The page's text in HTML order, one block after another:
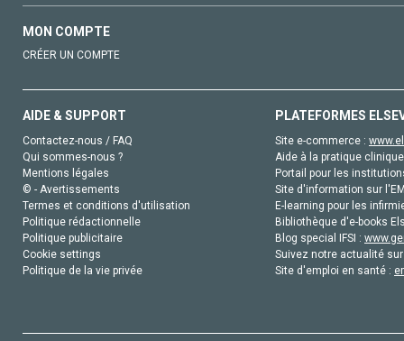
MON COMPTE
CRÉER UN COMPTE
AIDE & SUPPORT
Contactez-nous / FAQ
Qui sommes-nous ?
Mentions légales
© - Avertissements
Termes et conditions d'utilisation
Politique rédactionnelle
Politique publicitaire
Cookie settings
Politique de la vie privée
PLATEFORMES
Site e-commerce :
Aide à la pratique
Portail pour les
Site d'information sur
E-learning pour les
Bibliothèque d'e-books
Blog special IFSI :
Suivez notre actualité
Site d'emploi en santé :